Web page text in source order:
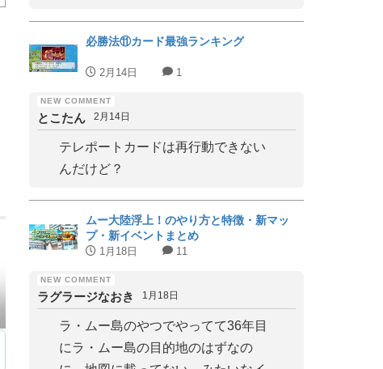
必勝法⑪カード最強ランキング
2月14日 1
とこたん 2月14日
テレポートカードは再行動できない
んだけど？
ムー大陸浮上！のやり方と特徴・新マッ
プ・新イベントまとめ
1月18日 11
ラグラージなおき 1月18日
ラ・ムー島のやつでやってて36年目
にラ・ムー島の目的地のはずなの